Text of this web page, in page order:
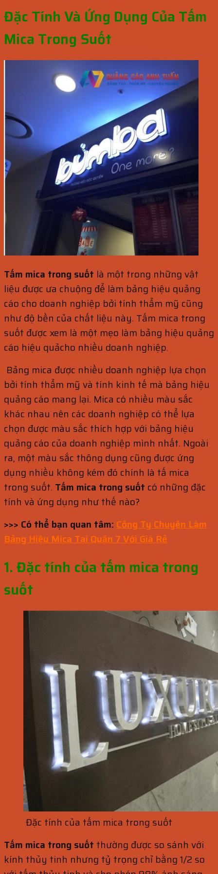
Đặc Tính Và Ứng Dụng Của Tấm
Mica Trong Suốt
Tấm mica trong suốt là một trong những vật
liệu được ưa chuộng để làm bảng hiệu quảng
cáo cho doanh nghiệp bởi tính thẩm mỹ cũng
như độ bền của chất liệu này. Tấm mica trong
suốt được xem là một mẹo làm bảng hiệu quảng
cáo hiệu quảcho nhiều doanh nghiệp.
Bảng mica được nhiều doanh nghiệp lựa chọn
bởi tính thẩm mỹ và tính kinh tế mà bảng hiệu
quảng cáo mang lại. Mica có nhiều màu sắc
khác nhau nên các doanh nghiệp có thể lựa
chọn được màu sắc thích hợp với bảng hiệu
quảng cáo của doanh nghiệp mình nhất. Ngoài
ra, một màu sắc thông dụng cũng được ứng
dụng nhiều không kém đó chính là tấ mica
trong suốt. Tấm mica trong suốt có những đặc
tính và ứng dụng như thế nào?
>>> Có thể bạn quan tâm: Công Ty Chuyên Làm
Bảng Hiệu Mica Tại Quận 7 Với Giá Rẻ
1. Đặc tính của tấm mica trong
suốt
Đặc tính của tấm mica trong suốt
Tấm mica trong suốt thường được so sánh với
kính thủy tinh nhưng tỷ trọng chỉ bằng 1/2 so